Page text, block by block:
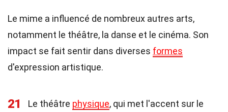
Le mime a influencé de nombreux autres arts,
notamment le théâtre, la danse et le cinéma. Son
impact se fait sentir dans diverses formes
d'expression artistique.
21 Le théâtre physique, qui met l'accent sur le